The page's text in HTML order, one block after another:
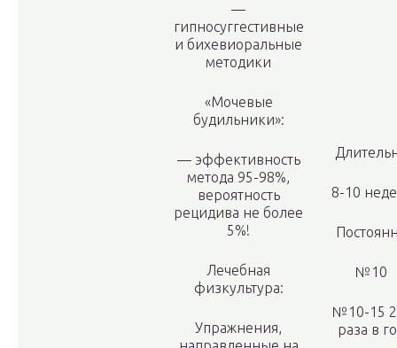
—
гипносуггестивные
и бихевиоральные
методики
«Мочевые
будильники»:
— эффективность
метода 95-98%,
вероятность
рецидива не более
5%!
Лечебная
физкультура:
Упражнения,
8-10
№10
№10-15
раза в